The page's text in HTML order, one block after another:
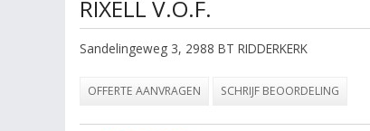
RIXELL V.O.F.
Sandelingeweg 3, 2988 BT RIDDERKERK
OFFERTE AANVRAGEN SCHRIJF BEOORDELING